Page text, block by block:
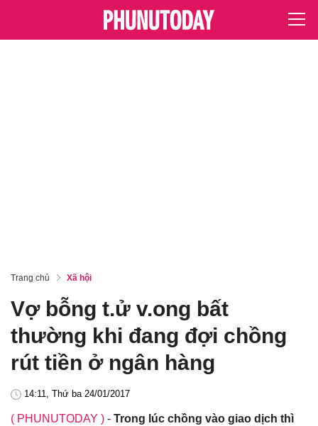
Trang chủ Xã hội
Vợ bỗng t.ử v.ong bất
thường khi đang đợi chồng
rút tiền ở ngân hàng
14:11, Thứ ba 24/01/2017
( PHUNUTODAY ) - Trong lúc chồng vào giao dịch thì